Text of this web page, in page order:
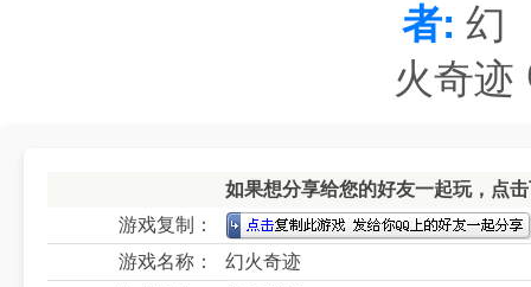
者: 幻
火奇迹
如果想分享给您的好友一起玩，点
游戏复制：
游戏名称：
幻火奇迹